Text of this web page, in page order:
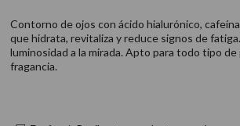
Contorno de ojos con ácido hialurónico,
que hidrata, revitaliza y reduce signos de
luminosidad a la mirada. Apto para todo tipo
fragancia.
10. protector térmico